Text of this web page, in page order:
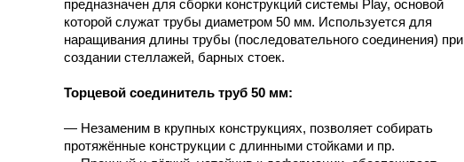
предназначен для сборки конструкций системы Play, основой
которой служат трубы диаметром 50 мм. Используется для
наращивания длины трубы (последовательного соединения) при
создании стеллажей, барных стоек.
Торцевой соединитель труб 50 мм:
— Незаменим в крупных конструкциях, позволяет собирать
протяжённые конструкции с длинными стойками и пр.